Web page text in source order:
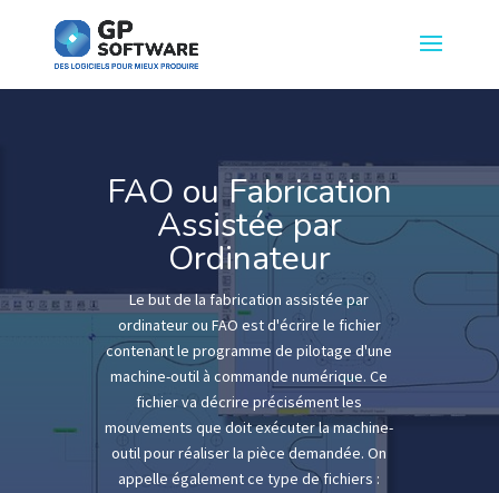
FAO ou Fabrication
Assistée par
Ordinateur
Le but de la fabrication assistée par
ordinateur ou FAO est d'écrire le fichier
contenant le programme de pilotage d'une
machine-outil à commande numérique. Ce
fichier va décrire précisément les
mouvements que doit exécuter la machine-
outil pour réaliser la pièce demandée. On
appelle également ce type de fichiers :